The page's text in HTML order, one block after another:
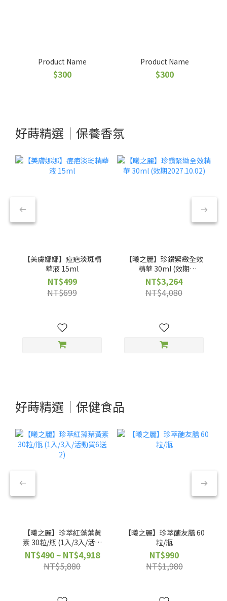
Product Name
$300
Product Name
$300
好蒔精選｜保養香氛
【美膚娜娜】痘疤淡斑精
華液 15ml
NT$499
NT$699
【曦之麗】珍鑽緊緻全效
精華 30ml (效期
2027.10.02)
NT$3,264
NT$4,080
好蒔精選｜保健食品
【曦之麗】珍萃紅藻葉黃
素 30粒/瓶 (1入/3入/活動
買6送2)
NT$490 ~ NT$4,918
NT$5,880
【曦之麗】珍萃醣友膳 60
粒/瓶
NT$990
NT$1,980